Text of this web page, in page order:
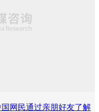
网民通过亲朋好友了解